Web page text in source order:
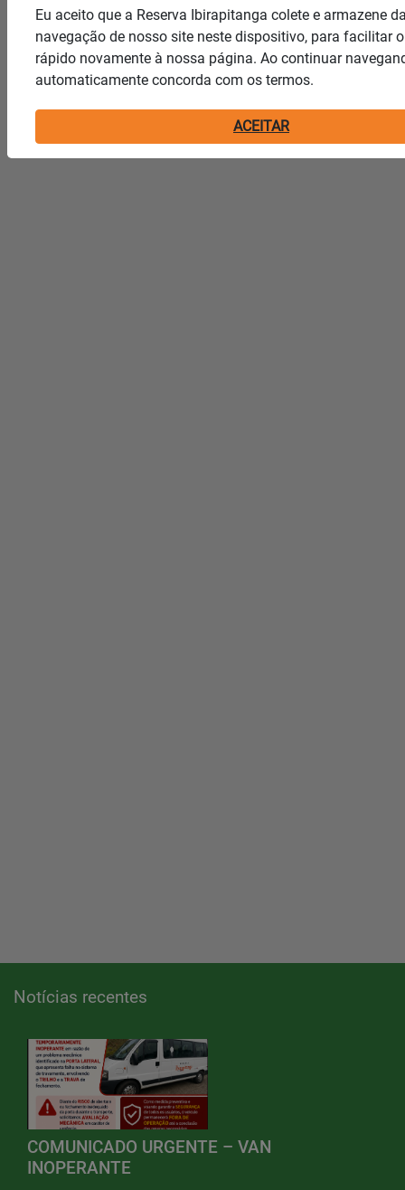
Notícias recentes
COMUNICADO URGENTE – VAN
INOPERANTE
Eu aceito que a Reserva Ibirapitanga colete e armazene
navegação de nosso site neste dispositivo, para facilitar
rápido novamente à nossa página. Ao continuar
automaticamente concorda com os termos.
ACEITAR